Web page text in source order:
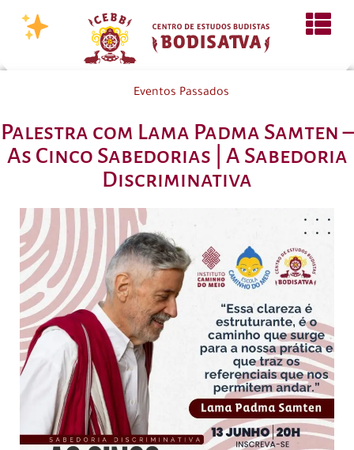
Eventos Passados
Palestra com Lama Padma Samten –
As Cinco Sabedorias | A Sabedoria
Discriminativa